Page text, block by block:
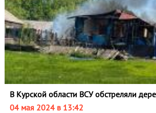
В Курской области ВСУ обстреляли
04 мая 2024 в 13:42